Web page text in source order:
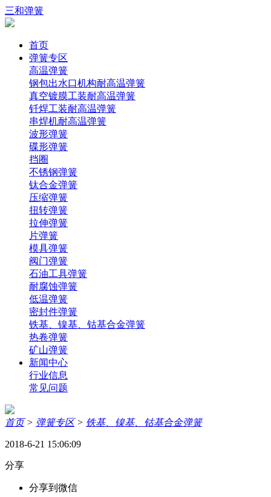
三和弹簧
首页
弹簧专区
高温弹簧
钢包出水口机构耐高温弹簧
真空镀膜工装耐高温弹簧
钎焊工装耐高温弹簧
串焊机耐高温弹簧
波形弹簧
碟形弹簧
挡圈
不锈钢弹簧
钛合金弹簧
压缩弹簧
扭转弹簧
拉伸弹簧
片弹簧
模具弹簧
阀门弹簧
石油工具弹簧
耐腐蚀弹簧
低温弹簧
密封件弹簧
铁基、镍基、钴基合金弹簧
热卷弹簧
矿山弹簧
新闻中心
行业信息
常见问题
首页 > 弹簧专区 > 铁基、镍基、钴基合金弹簧
2018-6-21 15:06:09
分享
分享到微信